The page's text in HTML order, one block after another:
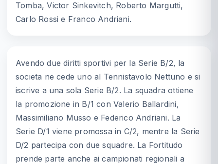
Tomba, Victor Sinkevitch, Roberto Margutti,
Carlo Rossi e Franco Andriani.
Avendo due diritti sportivi per la Serie B/2, la
societa ne cede uno al Tennistavolo Nettuno e si
iscrive a una sola Serie B/2. La squadra ottiene
la promozione in B/1 con Valerio Ballardini,
Massimiliano Musso e Federico Andriani. La
Serie D/1 viene promossa in C/2, mentre la Serie
D/2 partecipa con due squadre. La Fortitudo
prende parte anche ai campionati regionali a